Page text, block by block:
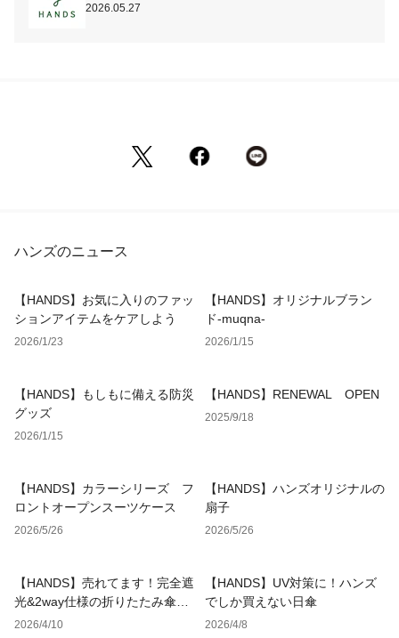
2026.05.27
ハンズのニュース
【HANDS】お気に入りのファッ
ションアイテムをケアしよう
2026/1/23
【HANDS】オリジナルブラン
ド-muqna-
2026/1/15
【HANDS】もしもに備える防災
グッズ
2026/1/15
【HANDS】RENEWAL OPEN
2025/9/18
【HANDS】カラーシリーズ フ
ロントオープンスーツケース
2026/5/26
【HANDS】ハンズオリジナルの
扇子
2026/5/26
【HANDS】売れてます！完全遮
光&2way仕様の折りたたみ傘
「UVO」
2026/4/10
【HANDS】UV対策に！ハンズ
でしか買えない日傘
2026/4/8